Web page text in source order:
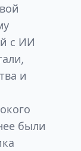
с ИИ
и
были